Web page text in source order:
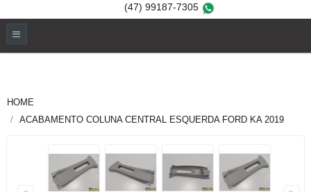
(47) 99187-7305
HOME
ACABAMENTO COLUNA CENTRAL ESQUERDA FORD KA 2019